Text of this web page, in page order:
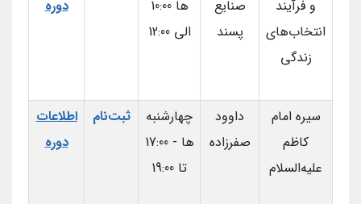
و فرآیند
انتخاب‌های
زندگی
صنایع
پسند
ها 10:00
الی 12:00
دوره
سیره امام
کاظم
علیه‌السلام
داوود
صفرزاده
چهارشنبه‌
ها - 17:00
تا 19:00
ثبت‌نام
اطلاعات
دوره